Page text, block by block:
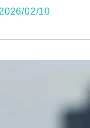
2026/02/10